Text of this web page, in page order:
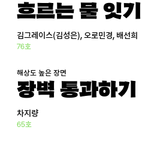
흐르는 물 잇
김그레이스(김성은), 오로민경, 배선희
76호
해상도 높은 장면
장벽 통과하기
차지량
65호